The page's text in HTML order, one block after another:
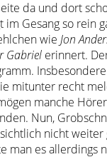
da und dort
im Gesang so rein
wie Jon
Gabriel erinnert.
mitunter recht
manche
Nun,
nicht
man es allerdings